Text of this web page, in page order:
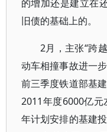
的增加还是建立在
旧债的基础上的。
2月，主张“跨
动车相撞事故进一
前三季度铁道部基
2011年度6000亿
年计划安排的基建